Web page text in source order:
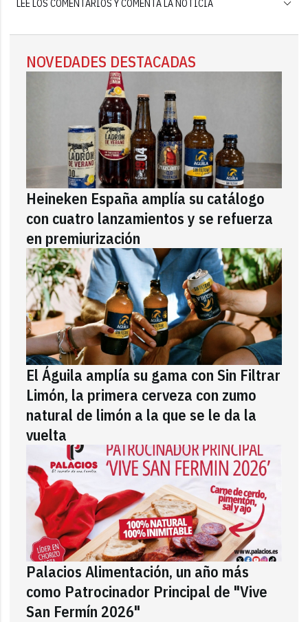
LEE LOS COMENTARIOS Y COMENTA LA NOTICIA
NOVEDADES DESTACADAS
Heineken España amplía su catálogo
con cuatro lanzamientos y se refuerza
en premiurización
El Águila amplía su gama con Sin Filtrar
Limón, la primera cerveza con zumo
natural de limón a la que se le da la
vuelta
Palacios Alimentación, un año más
como Patrocinador Principal de "Vive
San Fermín 2026"